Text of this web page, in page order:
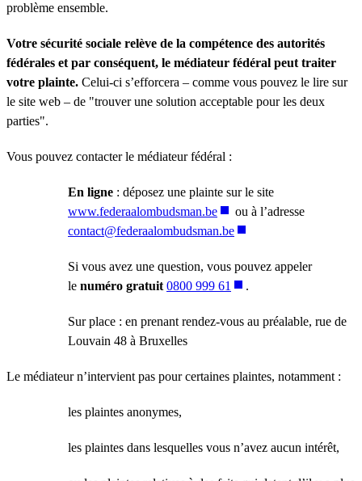
problème ensemble.
Votre sécurité sociale relève de la compétence des autorités
fédérales et par conséquent, le médiateur fédéral peut traiter
votre plainte. Celui-ci s’efforcera – comme vous pouvez le lire sur
le site web – de "trouver une solution acceptable pour les deux
parties".
Vous pouvez contacter le médiateur fédéral :
En ligne : déposez une plainte sur le site
www.federaalombudsman.be
ou à l’adresse
contact@federaalombudsman.be
Si vous avez une question, vous pouvez appeler
le numéro gratuit 0800 999 61 .
Sur place : en prenant rendez-vous au préalable, rue de
Louvain 48 à Bruxelles
Le médiateur n’intervient pas pour certaines plaintes, notamment :
les plaintes anonymes,
les plaintes dans lesquelles vous n’avez aucun intérêt,